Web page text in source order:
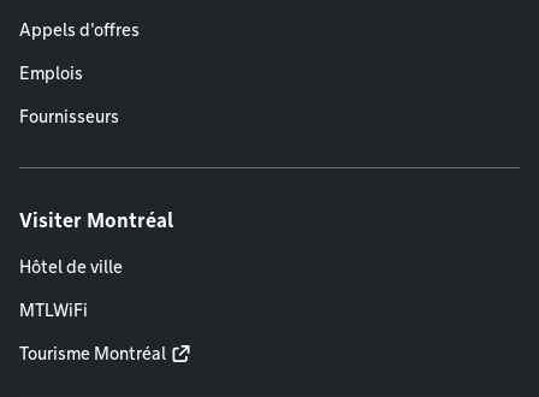
Appels d'offres
Emplois
Fournisseurs
Visiter Montréal
Hôtel de ville
MTLWiFi
Tourisme Montréal